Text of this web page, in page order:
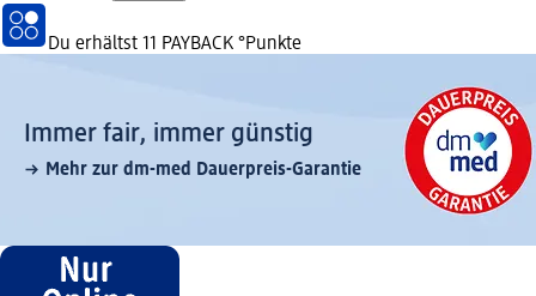
Du erhältst 11 PAYBACK °Punkte
Immer fair,­ immer günstig
Mehr zur dm-med Dauerpreis-Garantie